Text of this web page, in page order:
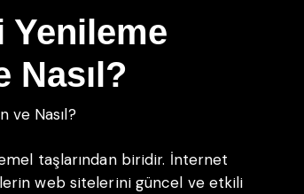
Yenileme
Nasıl?
ve Nasıl?
taşlarından biridir. İnternet
web sitelerini güncel ve etkili